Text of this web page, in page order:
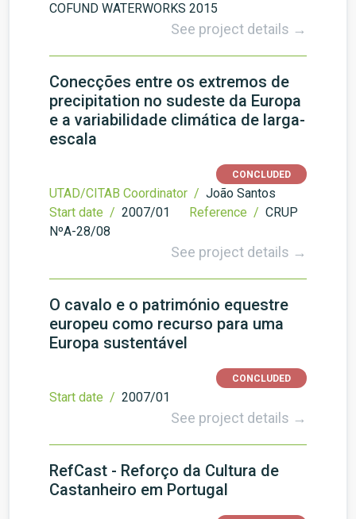
COFUND WATERWORKS 2015
See project details →
Conecções entre os extremos de
precipitation no sudeste da Europa
e a variabilidade climática de larga-
escala
CONCLUDED
UTAD/CITAB Coordinator / João Santos
Start date / 2007/01 Reference / CRUP
NºA-28/08
See project details →
O cavalo e o património equestre
europeu como recurso para uma
Europa sustentável
CONCLUDED
Start date / 2007/01
See project details →
RefCast - Reforço da Cultura de
Castanheiro em Portugal